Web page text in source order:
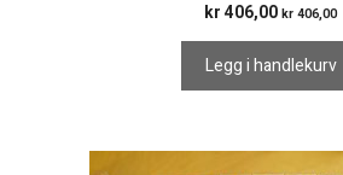
kr 406,00 kr 406,00
Legg i handlekurv